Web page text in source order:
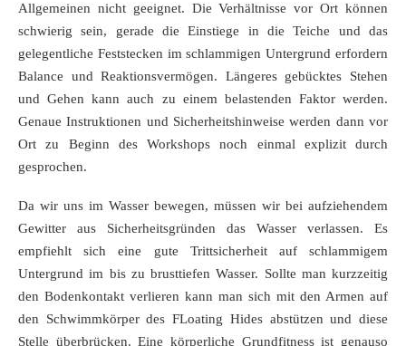
Allgemeinen nicht geeignet. Die Verhältnisse vor Ort können
schwierig sein, gerade die Einstiege in die Teiche und das
gelegentliche Feststecken im schlammigen Untergrund erfordern
Balance und Reaktionsvermögen. Längeres gebücktes Stehen
und Gehen kann auch zu einem belastenden Faktor werden.
Genaue Instruktionen und Sicherheitshinweise werden dann vor
Ort zu Beginn des Workshops noch einmal explizit durch
gesprochen.
Da wir uns im Wasser bewegen, müssen wir bei aufziehendem
Gewitter aus Sicherheitsgründen das Wasser verlassen. Es
empfiehlt sich eine gute Trittsicherheit auf schlammigem
Untergrund im bis zu brusttiefen Wasser. Sollte man kurzzeitig
den Bodenkontakt verlieren kann man sich mit den Armen auf
den Schwimmkörper des FLoating Hides abstützen und diese
Stelle überbrücken. Eine körperliche Grundfitness ist genauso